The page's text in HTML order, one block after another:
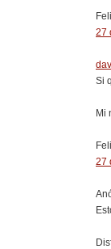
27
Si
Mi
27